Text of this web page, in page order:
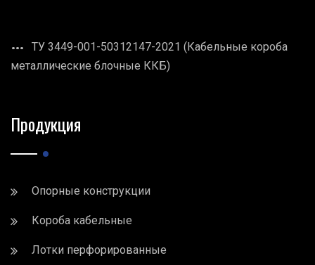
ТУ 3449-001-50312147-2021 (Кабельные короба
металлические блочные ККБ)
Продукция
Опорные конструкции
Короба кабельные
Лотки перфорированные